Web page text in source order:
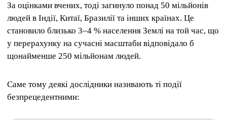
За оцінками вчених, тоді загинуло понад 50 мільйонів
людей в Індії, Китаї, Бразилії та інших країнах. Це
становило близько 3–4 % населення Землі на той час, що
у перерахунку на сучасні масштаби відповідало б
щонайменше 250 мільйонам людей.
Саме тому деякі дослідники називають ті події
безпрецедентними: